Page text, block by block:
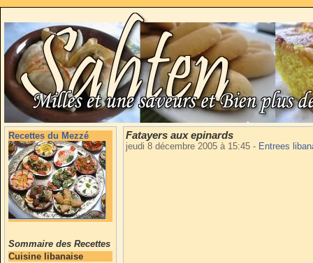
Recettes du Mezzé
Sommaire des Recettes
Cuisine libanaise
Fatayers aux epinards
jeudi 8 décembre 2005 à 15:45 - Entrees